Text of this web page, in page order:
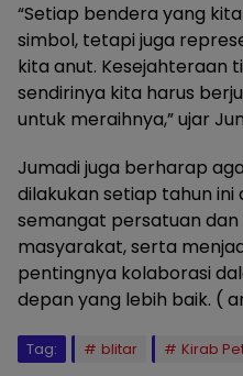
“Setiap bendera yang
simbol, tetapi juga
kita anut. Kesejahteraan
sendirinya kita harus
untuk meraihnya,” ujar
Jumadi juga berharap
dilakukan setiap tahun
semangat persatuan
masyarakat, serta
pentingnya kolaborasi
depan yang lebih baik. (
Tag: blitar Kirab